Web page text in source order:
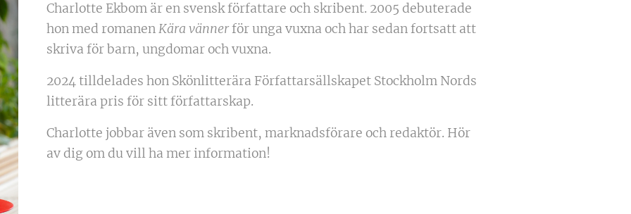
Charlotte Ekbom är en svensk författare och skribent. 2005 debuterade
hon med romanenKära vännerför unga vuxna och har sedan fortsatt att
skriva för barn, ungdomar och vuxna.
2024 tilldelades hon Skönlitterära Författarsällskapet Stockholm Nords
litterära pris för sitt författarskap.
Charlotte jobbar även som skribent, marknadsförare och redaktör. Hör
av dig om du vill ha mer information!